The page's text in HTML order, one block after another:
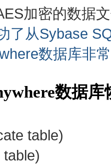
加密的数据
了从Sybase
数据库非
数据
table)